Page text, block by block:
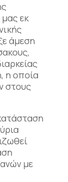
εκ
άμεση
η οποία
στους
με